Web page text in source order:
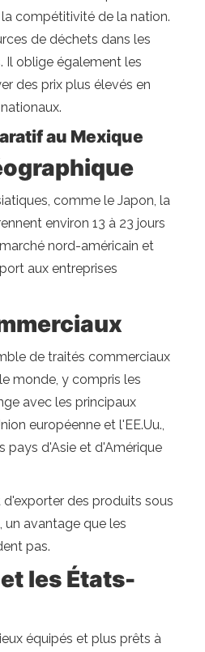
compétitivité de la nation.
de déchets dans les
Il oblige également les
des prix plus élevés en
au Mexique
comme le Japon, la
environ 13 à 23 jours
nord-américain et
aux entreprises
de traités commerciaux
monde, y compris les
avec les principaux
européenne et l'EE.Uu.,
pays d'Asie et d'Amérique
des produits sous
avantage que les
pas.
les États-
équipés et plus prêts à